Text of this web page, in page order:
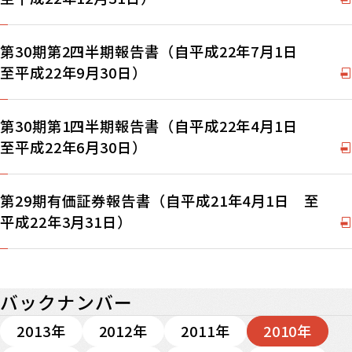
第30期第2四半期報告書（自平成22年7月1日
至平成22年9月30日）
第30期第1四半期報告書（自平成22年4月1日
至平成22年6月30日）
第29期有価証券報告書（自平成21年4月1日 至
平成22年3月31日）
バックナンバー
2013年 2012年 2011年
2010年